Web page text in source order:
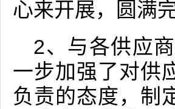
心来开展，圆满
2、与各供应
一步加强了对供
负责的态度，制